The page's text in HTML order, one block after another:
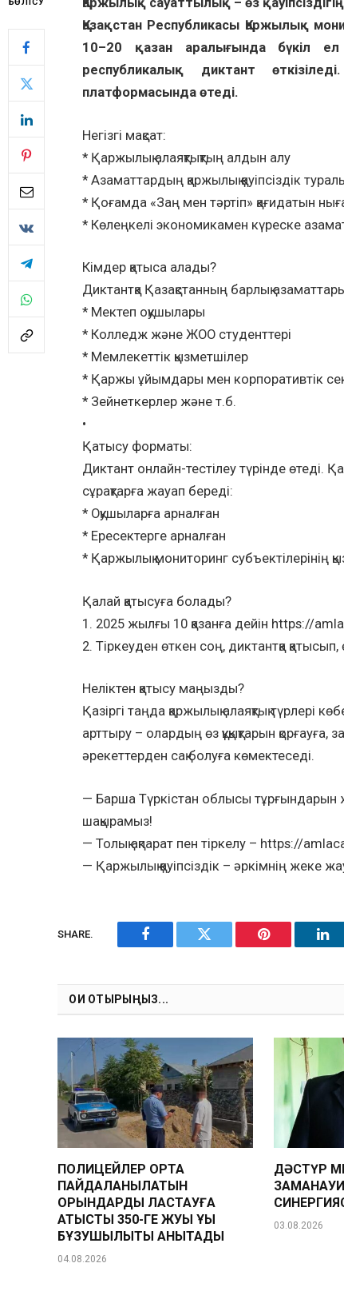
Қазақстан Республикасы Қаржылық
10–20 қазан аралығында бүкіл
республикалық диктант
платформасында өтеді.
Негізгі мақсат:
* Қаржылық алаяқтықтың алдын алу
* Азаматтардың қаржылық қауіпсіздік
* Қоғамда «Заң мен тәртіп» қағидатын
* Көлеңкелі экономикамен күреске
Кімдер қатыса алады?
Диктантқа Қазақстанның барлық
* Мектеп оқушылары
* Колледж және ЖОО студенттері
* Мемлекеттік қызметшілер
* Қаржы ұйымдары мен корпоративтік
* Зейнеткерлер және т.б.
•
Қатысу форматы:
Диктант онлайн-тестілеу түрінде өтеді.
сұрақтарға жауап береді:
* Оқушыларға арналған
* Ересектерге арналған
* Қаржылық мониторинг субъектілерінің
Қалай қатысуға болады?
1. 2025 жылғы 10 қазанға дейін https://
2. Тіркеуден өткен соң, диктантқа қатысып,
Неліктен қатысу маңызды?
Қазіргі таңда қаржылық алаяқтық түрлері
арттыру – олардың өз құқықтарын
әрекеттерден сақ болуға көмектеседі.
— Барша Түркістан облысы тұрғындарын
шақырамыз!
— Толық ақпарат пен тіркелу – https://
— Қаржылық қауіпсіздік – әркімнің жеке
SHARE.
Facebook Twitter Pinterest
ОҚИ ОТЫРЫҢЫЗ...
ПОЛИЦЕЙЛЕР ОРТАҚ
ПАЙДАЛАНЫЛАТЫН
ОРЫНДАРДЫ ЛАСТАУҒА
ҚАТЫСТЫ 350-ГЕ ЖУЫҚ ҚҰҚЫҚ
БҰЗУШЫЛЫҚТЫ АНЫҚТАДЫ
04.08.2026
ДӘСТҮР
03.08.2026